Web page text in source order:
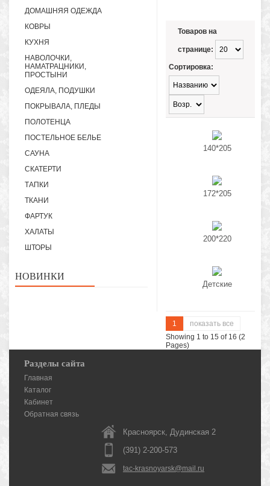
ДОМАШНЯЯ ОДЕЖДА
КОВРЫ
КУХНЯ
НАВОЛОЧКИ,
НАМАТРАЦНИКИ,
ПРОСТЫНИ
ОДЕЯЛА, ПОДУШКИ
ПОКРЫВАЛА, ПЛЕДЫ
ПОЛОТЕНЦА
ПОСТЕЛЬНОЕ БЕЛЬЕ
САУНА
СКАТЕРТИ
ТАПКИ
ТКАНИ
ФАРТУК
ХАЛАТЫ
ШТОРЫ
НОВИНКИ
Товаров на
странице:
Сортировка:
140*205
172*205
200*220
Детские
1
показать все
Showing 1 to 15 of 16 (2
Pages)
Разделы сайта
Главная
Каталог
Кабинет
Обратная связь
Красноярск, Дудинская 2
(391) 2-200-573
tac-krasnoyarsk@mail.ru